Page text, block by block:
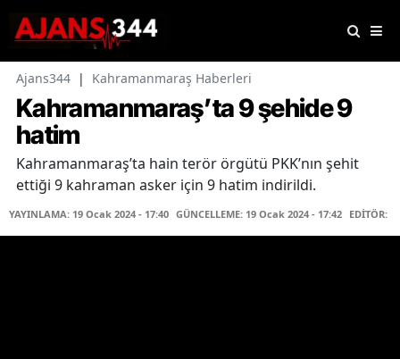
Ajans344 | Kahramanmaraş Haberleri
Kahramanmaraş’ta 9 şehide 9
hatim
Kahramanmaraş’ta hain terör örgütü PKK’nın şehit
ettiği 9 kahraman asker için 9 hatim indirildi.
YAYINLAMA: 19 Ocak 2024 - 17:40 GÜNCELLEME: 19 Ocak 2024 - 17:42 EDİTÖR: